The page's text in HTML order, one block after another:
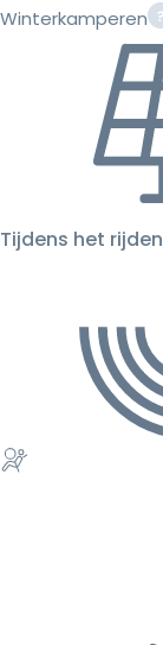
Winterkamperen
Tijdens het rijden